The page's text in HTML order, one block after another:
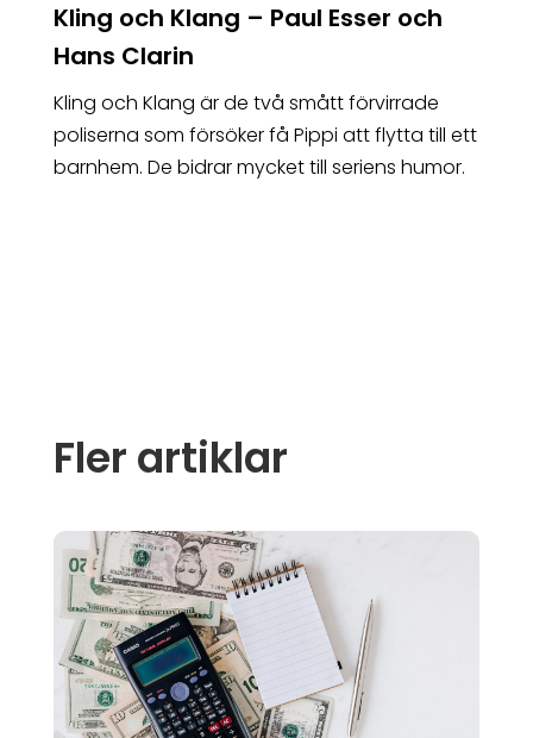
Kling och Klang – Paul Esser och
Hans Clarin
Kling och Klang är de två smått förvirrade
poliserna som försöker få Pippi att flytta till ett
barnhem. De bidrar mycket till seriens humor.
Fler artiklar